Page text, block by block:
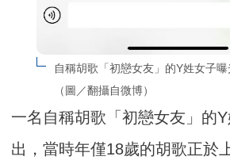
自稱胡歌「初戀女友」的Y姓女子曝
（圖／翻攝自微博）
一名自稱胡歌「初戀女友」的
出，當時年僅18歲的胡歌正於